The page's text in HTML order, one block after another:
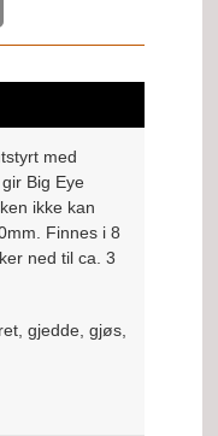
med
Big Eye
ikke kan
Finnes i 8
ned til ca. 3
gjedde, gjøs,